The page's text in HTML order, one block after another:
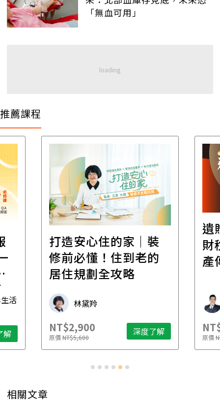
「無血可用」
推薦課程
活
解
打造安心住的家｜裝
修前必懂！住到老的
居住規劃全攻略
林黛羚
NT$2,900
原價NT$5,600 深度了解
遺
財
產
原價
相關文章